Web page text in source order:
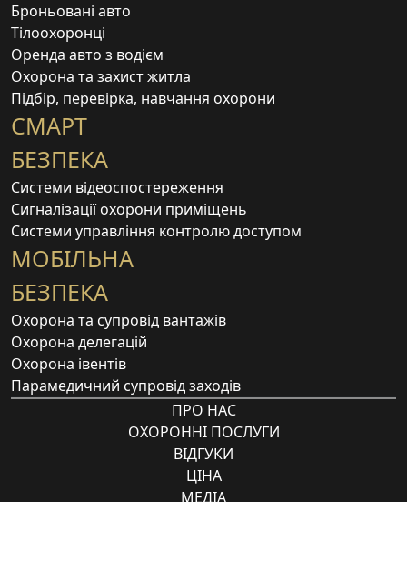
ПРО НАС
ОХОРОННІ ПОСЛУГИ
ВІДГУКИ
ЦІНА
МЕДІА
Броньовані авто
Тілоохоронці
Оренда авто з водієм
Охорона та захист житла
Підбір, перевірка, навчання охорони
СМАРТ
БЕЗПЕКА
Системи відеоспостереження
Сигналізації охорони приміщень
Системи управління контролю доступом
МОБІЛЬНА
БЕЗПЕКА
Охорона та супровід вантажів
Охорона делегацій
Охорона івентів
Парамедичний супровід заходів